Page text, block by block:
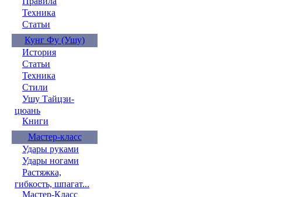
Техника
Статьи
Кунг Фу (Ушу)
История
Статьи
Техника
Стили
Ушу Тайцзи-
цюань
Книги
Мастер-класс
Удары руками
Удары ногами
Растяжка,
гибкость, шпагат...
Мастер-Класс